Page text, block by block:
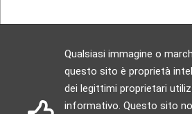
Qualsiasi immagine o
questo sito è proprietà
dei legittimi proprietari
informativo. Questo sito